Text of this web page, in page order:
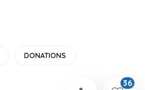
DONATIONS
36